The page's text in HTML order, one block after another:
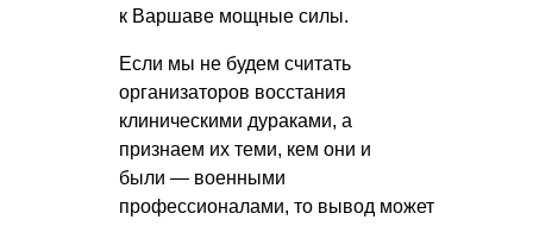
к Варшаве мощные силы.
Если мы не будем считать
организаторов восстания
клиническими дураками, а
признаем их теми, кем они и
были — военными
профессионалами, то вывод может